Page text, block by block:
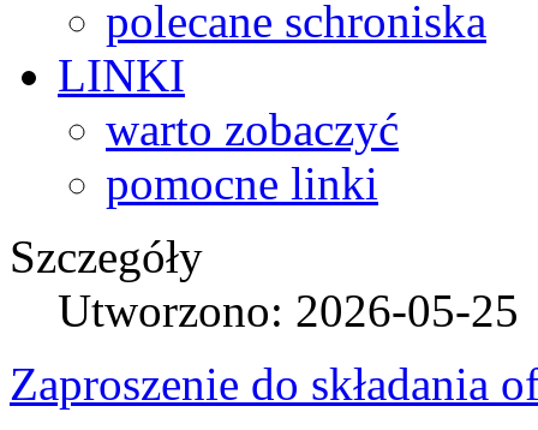
polecane schroniska
LINKI
warto zobaczyć
pomocne linki
Szczegóły
Utworzono: 2026-05-25
Zaproszenie do składania